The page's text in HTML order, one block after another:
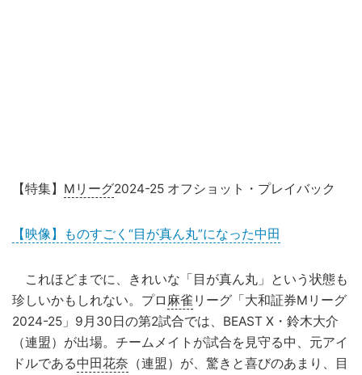
【特集】 Mリーグ2024-25 オフショット・プレイバック
【映像】ものすごく“目が真ん丸”になった中田
これほどまでに、きれいな「目が真ん丸」という状態も
珍しいかもしれない。プロ 麻雀 リーグ「大和証券Mリーグ
2024-25」9月30日の第2試合では、BEAST X・鈴木大介
（連盟）が出場。チームメイトが試合を見守る中、元アイ
ドルである中田花奈 （連盟）が、驚きと喜びのあまり、目